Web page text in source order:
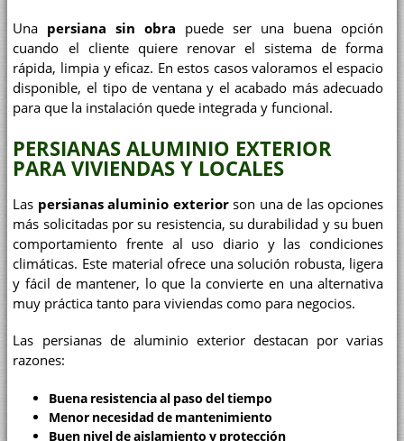
Una persiana sin obra puede ser una buena opción
cuando el cliente quiere renovar el sistema de forma
rápida, limpia y eficaz. En estos casos valoramos el espacio
disponible, el tipo de ventana y el acabado más adecuado
para que la instalación quede integrada y funcional.
PERSIANAS ALUMINIO EXTERIOR
PARA VIVIENDAS Y LOCALES
Las persianas aluminio exteriorson una de las opciones
más solicitadas por su resistencia, su durabilidad y su buen
comportamiento frente al uso diario y las condiciones
climáticas. Este material ofrece una solución robusta, ligera
y fácil de mantener, lo que la convierte en una alternativa
muy práctica tanto para viviendas como para negocios.
Las persianas de aluminio exterior destacan por varias
razones:
Buena resistencia al paso del tiempo
Menor necesidad de mantenimiento
Buen nivel de aislamiento y protección